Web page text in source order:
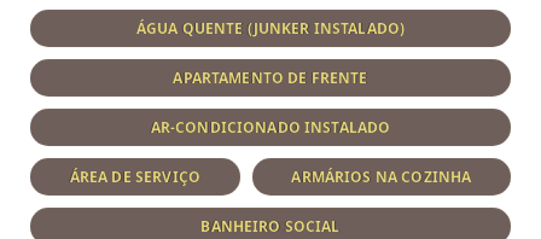
ÁGUA QUENTE (JUNKER INSTALADO)
APARTAMENTO DE FRENTE
AR-CONDICIONADO INSTALADO
ÁREA DE SERVIÇO ARMÁRIOS NA COZINHA
BANHEIRO SOCIAL